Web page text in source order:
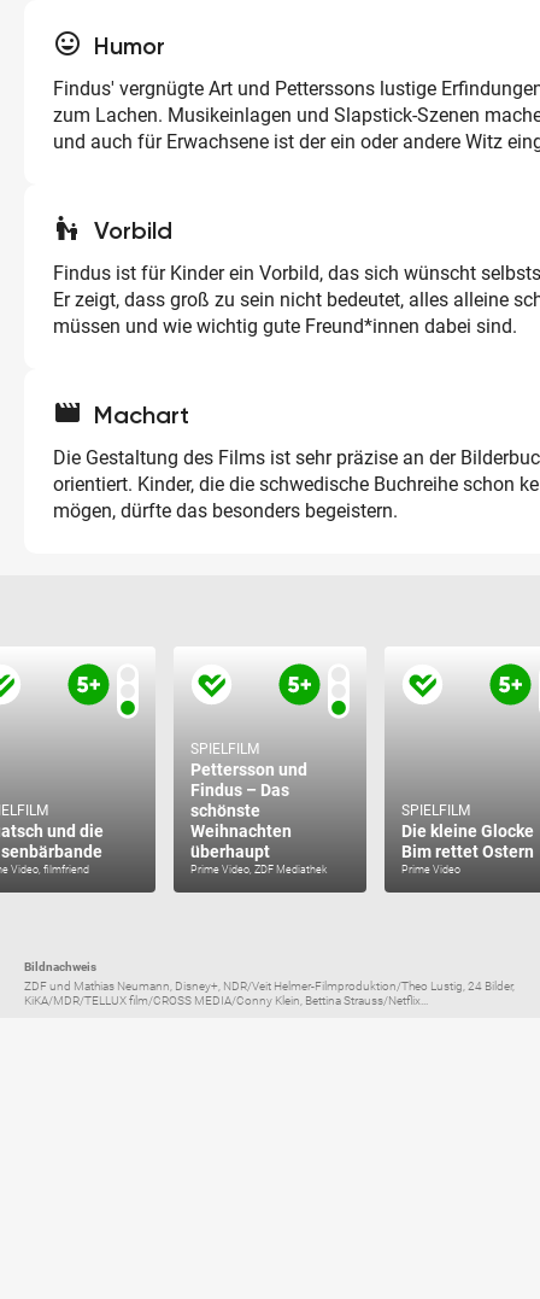
tag_faces Humor
Findus' vergnügte Art und Petterssons lustige
zum Lachen. Musikeinlagen und Slapstick-Szenen
und auch für Erwachsene ist der ein oder andere Witz
escalator_warning Vorbild
Findus ist für Kinder ein Vorbild, das sich wünscht
Er zeigt, dass groß zu sein nicht bedeutet, alles alleine
müssen und wie wichtig gute Freund*innen dabei sind.
movie Machart
Die Gestaltung des Films ist sehr präzise an der
orientiert. Kinder, die die schwedische Buchreihe schon
mögen, dürfte das besonders begeistern.
und die
Video, filmfriend
SPIELFILM
Pettersson und
Findus – Das
schönste
Weihnachten
überhaupt
Prime Video, ZDF Mediathek
SPIELFILM
Die kleine Glocke
Bim rettet Ostern
Prime Video
Bildnachweis
ZDF und Mathias Neumann, Disney+, NDR/Veit Helmer-Filmproduktion/Theo Lustig, 24 Bilder,
KiKA/MDR/TELLUX film/CROSS MEDIA/Conny Klein, Bettina Strauss/Netflix...